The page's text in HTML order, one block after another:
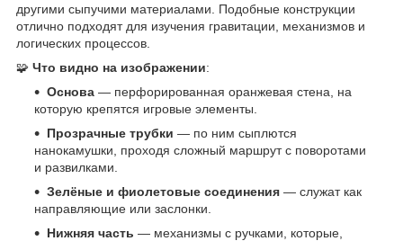
другими сыпучими материалами. Подобные конструкции
отлично подходят для изучения гравитации, механизмов и
логических процессов.
🧩 Что видно на изображении:
Основа — перфорированная оранжевая стена, на
которую крепятся игровые элементы.
Прозрачные трубки — по ним сыплются
нанокамушки, проходя сложный маршрут с поворотами
и развилками.
Зелёные и фиолетовые соединения — служат как
направляющие или заслонки.
Нижняя часть — механизмы с ручками, которые,